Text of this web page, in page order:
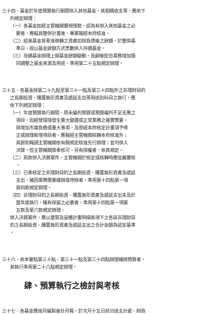
三十四、基金於年度預算執行期間併入其他基金，其相關收支等，應依下
        列規定辦理：
        （一）各基金如經主管機關審視情勢，認為有併入其他基金之必
              要者，應擬具整併計畫後，專案報經本府核准。
        （二）結束基金其奉准移轉之資產扣除負債後之餘額，於整併基
              準日，逕以基金餘額方式悉數併入存續基金。
        （三）存續基金辦理上開基金餘額變動，及嗣後配合業務增加隨
三十五、各基金除第二十九點至第三十一點及第三十四點外之非理財目的
        之長期投資、購置無形資產及遞延支出等用途別科目之執行，應
        依下列規定辦理：
        （一）年度預算執行期間，原未編列預算或預算編列不足支應之
              項目，因經營環境發生重大變遷或正常業務之確實需要，
              除增加市庫負擔或重大事項，及原經本府核定計畫須予修
              正或辦理新增項目者，應報經主管機關核轉本府核准外；
              其餘則報請主管機關依有關規定核准先行辦理；並均併入
              決算。但主管機關簽奉核可，另有授權者，依其規定。
        （二）前款併入決算案件，主管機關於核定或核轉時應從嚴審核
              。
        （三）已奉核定之非理財目的之長期投資、購置無形資產及遞延
              支出，確因業務需要緩辦或停辦者，準用第十四點第一項
              第四款規定辦理。
        （四）非理財目的之長期投資、購置無形資產及遞延支出未及於
              當年度執行，確有保留之必要者，準用第十四點第一項第
              五款及第六款規定辦理。
        併入決算案件，應以建築及設備計畫明細表項下之各該非理財目
        的之長期投資、購置無形資產及遞延支出之合計金額為認定基準
三十六、依本要點第三十點、第三十一點及第三十四點辦理補辦預算者，
肆、預算執行之檢討與考核
三十七、各基金應按月編製會計月報，於次月十五日前分送主計處、財政